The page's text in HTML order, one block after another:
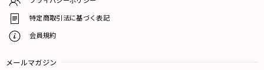
特定商取引法に基づく表記
会員規約
メールマガジン